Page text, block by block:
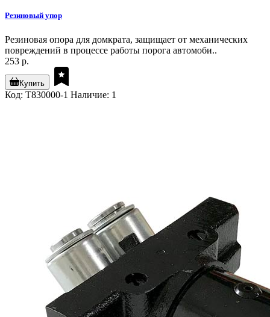
Резиновый упор
Резиновая опора для домкрата, защищает от механических
повреждений в процессе работы порога автомоби..
253 р.
Купить
Код: T830000-1 Наличие: 1